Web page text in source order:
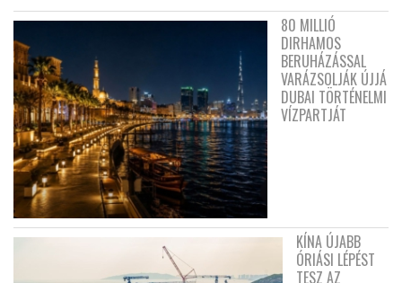
80 MILLIÓ
DIRHAMOS
BERUHÁZÁSSAL
VARÁZSOLJÁK ÚJJÁ
DUBAI TÖRTÉNELMI
VÍZPARTJÁT
KÍNA ÚJABB
ÓRIÁSI LÉPÉST
TESZ AZ